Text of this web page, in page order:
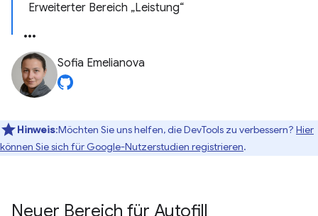
Erweiterter Bereich „Leistung“
Sofia Emelianova
Hinweis:Möchten Sie uns helfen, die DevTools zu verbessern? Hier
können Sie sich für Google-Nutzerstudien registrieren.
Neuer Bereich für Autofill